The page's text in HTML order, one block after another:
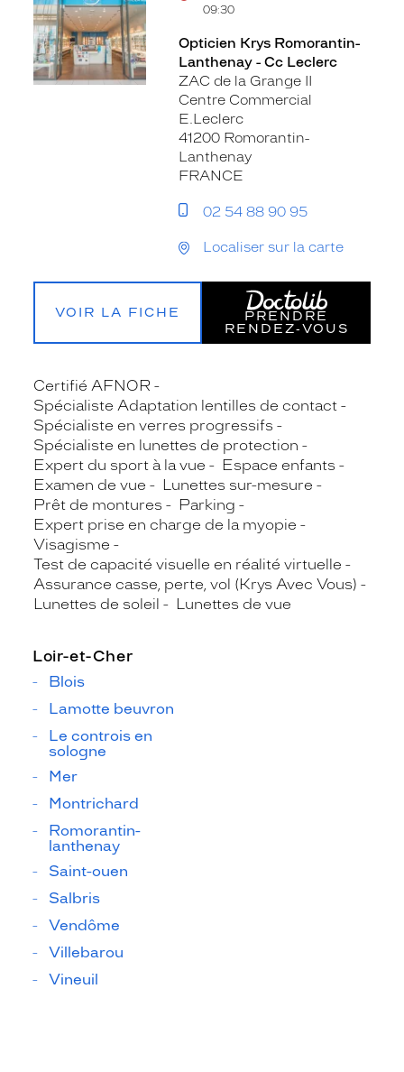
09:30
Opticien Krys Romorantin-
Lanthenay - Cc Leclerc
ZAC de la Grange II
Centre Commercial
E.Leclerc
41200 Romorantin-
Lanthenay
FRANCE
02 54 88 90 95
Localiser sur la carte
VOIR LA FICHE
PRENDRE
RENDEZ‑VOUS
Certifié AFNOR
Spécialiste Adaptation lentilles de contact
Spécialiste en verres progressifs
Spécialiste en lunettes de protection
Expert du sport à la vue
Espace enfants
Examen de vue
Lunettes sur-mesure
Prêt de montures
Parking
Expert prise en charge de la myopie
Visagisme
Test de capacité visuelle en réalité virtuelle
Assurance casse, perte, vol (Krys Avec Vous)
Lunettes de soleil
Lunettes de vue
Loir-et-Cher
Blois
Lamotte beuvron
Le controis en
sologne
Mer
Montrichard
Romorantin-
lanthenay
Saint-ouen
Salbris
Vendôme
Villebarou
Vineuil